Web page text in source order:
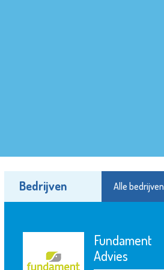
Bedrijven Alle bedrijven
Fundament
Advies